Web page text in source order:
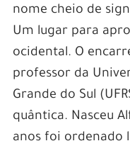
nome cheio de
Um lugar para
ocidental. O
professor da
Grande do Sul
quântica. Nasceu